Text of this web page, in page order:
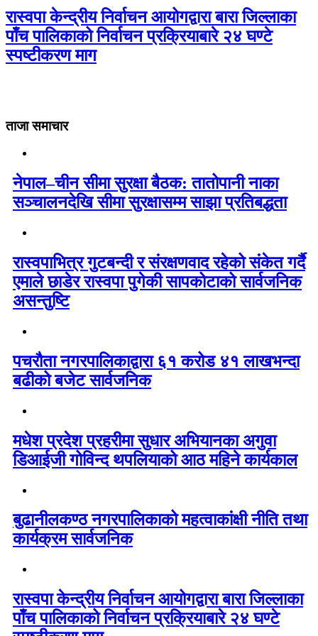
रास्वपा केन्द्रीय निर्वाचन आयोगद्वारा बारा जिल्लाका
पाँच पालिकाको निर्वाचन प्रक्रियाबारे २४ घण्टे
स्पष्टीकरण माग
ताजा समाचार
नेपाल–चीन सीमा सुरक्षा बैठक: तातोपानी नाका
सञ्चालनदेखि सीमा सुरक्षासम्म साझा प्रतिबद्धता
रास्वपाभित्र गुटबन्दी र संरक्षणवाद रहेको संकेत गर्दै
एमाले छाडेर रास्वपा पुगेकी सापकोटाको सार्वजनिक
असन्तुष्टि
पचरौता नगरपालिकाद्वारा ६१ करोड ४१ लाखभन्दा
बढीको बजेट सार्वजनिक
मधेश प्रदेश प्रहरीमा सुधार अभियानका अगुवा
डिआईजी गोविन्द थपलियाको आठ महिने कार्यकाल
बुढानीलकण्ठ नगरपालिकाको महत्वाकांक्षी नीति तथा
कार्यक्रम सार्वजनिक
रास्वपा केन्द्रीय निर्वाचन आयोगद्वारा बारा जिल्लाका
पाँच पालिकाको निर्वाचन प्रक्रियाबारे २४ घण्टे